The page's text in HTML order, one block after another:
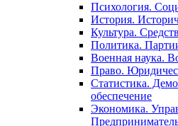
Психология.
История.
Культура.
Политика.
Военная наука.
Право.
Статистика.
обеспечение
Экономика.